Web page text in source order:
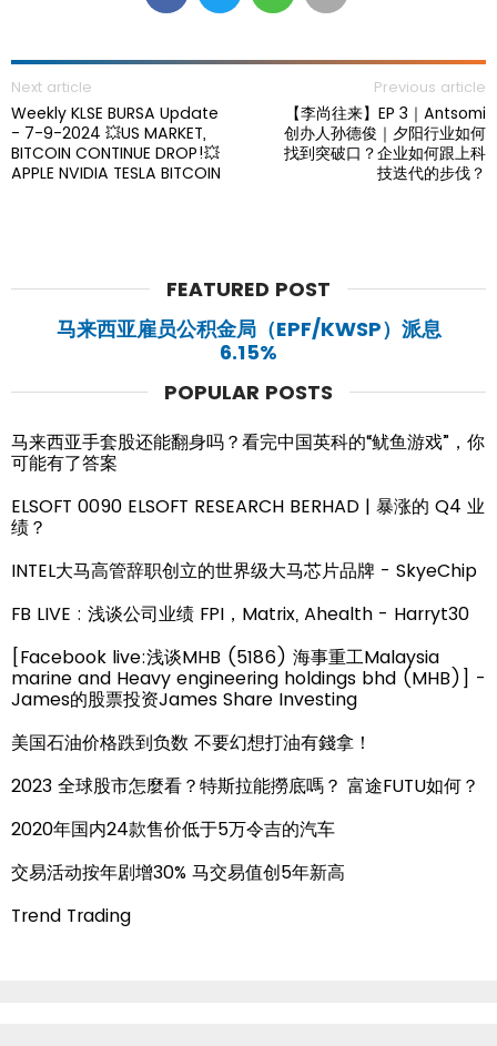
Next article
Weekly KLSE BURSA Update
- 7-9-2024 💥US MARKET,
BITCOIN CONTINUE DROP!💥
APPLE NVIDIA TESLA BITCOIN
Previous article
【李尚往来】EP 3｜Antsomi
创办人孙德俊｜夕阳行业如何
找到突破口？企业如何跟上科
技迭代的步伐？
FEATURED POST
马来西亚雇员公积金局（EPF/KWSP）派息
6.15%
POPULAR POSTS
马来西亚手套股还能翻身吗？看完中国英科的“鱿鱼游戏”，你
可能有了答案
ELSOFT 0090 ELSOFT RESEARCH BERHAD | 暴涨的 Q4 业
绩？
INTEL大马高管辞职创立的世界级大马芯片品牌 - SkyeChip
FB LIVE : 浅谈公司业绩 FPI，Matrix, Ahealth - Harryt30
[Facebook live:浅谈MHB (5186) 海事重工Malaysia
marine and Heavy engineering holdings bhd (MHB)] -
James的股票投资James Share Investing
美国石油价格跌到负数 不要幻想打油有錢拿！
2023 全球股市怎麼看？特斯拉能撈底嗎？ 富途FUTU如何？
2020年国内24款售价低于5万令吉的汽车
交易活动按年剧增30% 马交易值创5年新高
Trend Trading